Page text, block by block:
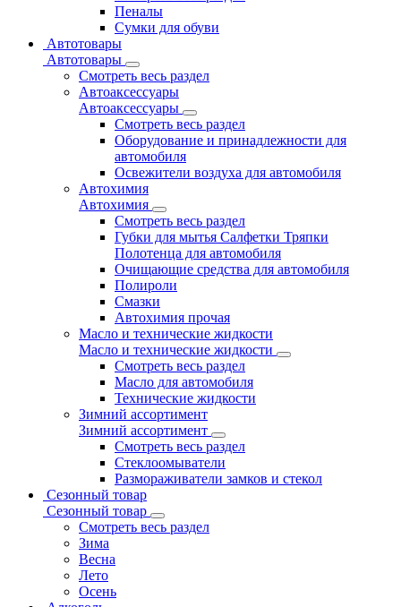
Пеналы
Сумки для обуви
Автотовары
Автотовары
Смотреть весь раздел
Автоаксессуары
Автоаксессуары
Смотреть весь раздел
Оборудование и принадлежности для
автомобиля
Освежители воздуха для автомобиля
Автохимия
Автохимия
Смотреть весь раздел
Губки для мытья Салфетки Тряпки
Полотенца для автомобиля
Очищающие средства для автомобиля
Полироли
Смазки
Автохимия прочая
Масло и технические жидкости
Масло и технические жидкости
Смотреть весь раздел
Масло для автомобиля
Технические жидкости
Зимний ассортимент
Зимний ассортимент
Смотреть весь раздел
Стеклоомыватели
Размораживатели замков и стекол
Сезонный товар
Сезонный товар
Смотреть весь раздел
Зима
Весна
Лето
Осень